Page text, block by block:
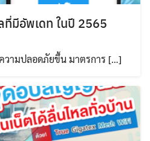
มีอัพเดท ในปี 2565
วามปลอดภัยขึ้น มาตรการ […]